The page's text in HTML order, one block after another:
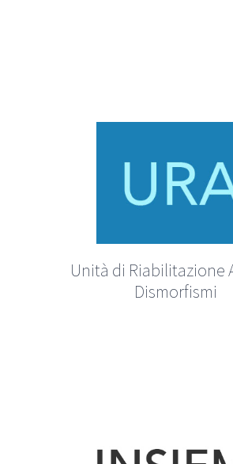
Unità di Riabilitazione
Dismorfismi